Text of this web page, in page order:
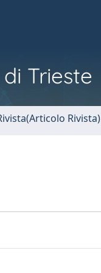
Trieste
Rivista)